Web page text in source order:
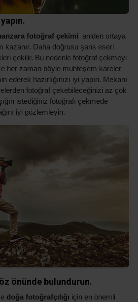
fotoğraf çekimi aniden ortaya
kazanır. Daha doğrusu şans eseri
çekilir. Bu nedenle fotoğraf çekmeyi
her zaman böyle muhteşem kareler
ederek hazırlığınızı iyi yapın. Mekanı
fotoğraf çekebileceğinizi az çok
istediğiniz fotoğrafı çekmede
iyi gözlemleyin.
önünde bulundurun.
doğa fotoğrafçılığı için en önemli